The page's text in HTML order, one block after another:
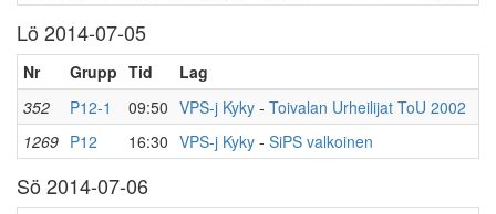
Lö 2014-07-05
Nr Grupp Tid Lag
352
P12-1 09:50 VPS-j Kyky - Toivalan Urheilijat ToU 2002
1269 P12 16:30 VPS-j Kyky - SiPS valkoinen
Sö 2014-07-06